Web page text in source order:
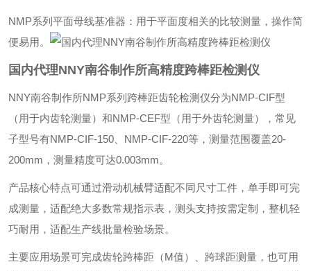
NMP系列平面母线基准器：用于平面度相关的比较测量，操作简
便易用。
国内代理NNY南谷制作所高精度跨棒距检测仪
NNY南谷制作所NMP系列跨棒距齿轮检测仪分为NMP-CIF型
（用于内齿轮测量）和NMP-CEF型（用于外齿轮测量），常见
子型号有NMP-CIF-150、NMP-CIF-220等，测量范围覆盖20-
200mm，测量精度可达0.003mm。
‌产品核心特点‌可通过滑动机械臂适配不同尺寸工件，单手即可完
成测量，适配绝大多数常规指示表，测头支持按需定制，整机轻
巧耐用，适配生产线批量检验场景。
‌主要应用场景‌可完成齿轮跨棒距（M值）、跨球距测量，也可用